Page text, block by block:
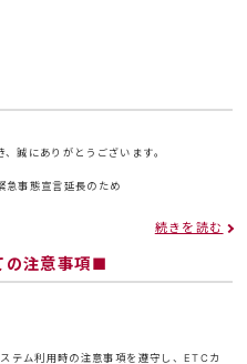
誠にありがとうございます。
急事態宣言延長のため
続きを読む
の注意事項■
テム利用時の注意事項を遵守し、ETCカ